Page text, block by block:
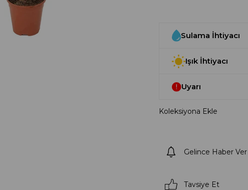
Sulama İhtiyacı
Işık İhtiyacı
Uyarı
Koleksiyona Ekle
Gelince Haber Ver
Tavsiye Et